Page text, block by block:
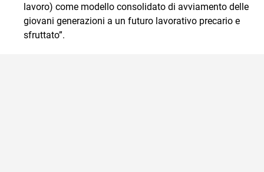
lavoro) come modello consolidato di avviamento delle
giovani generazioni a un futuro lavorativo precario e
sfruttato”.